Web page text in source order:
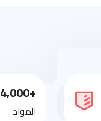
+4,000
المواد